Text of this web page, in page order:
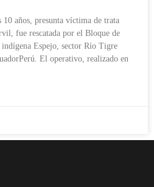
10 años, presunta víctima de trata
fue rescatada por el Bloque de
Espejo, sector Río Tigre
El operativo, realizado en